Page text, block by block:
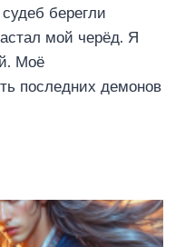
берегли
мой черёд. Я
Моё
последних демонов